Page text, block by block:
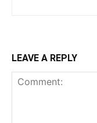
LEAVE A REPLY